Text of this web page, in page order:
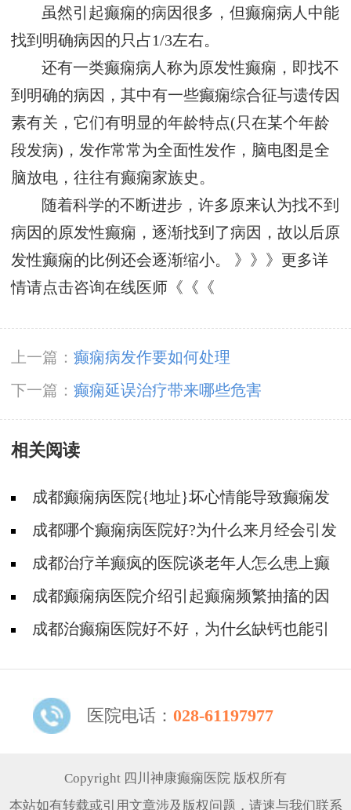
虽然引起癫痫的病因很多，但癫痫病人中能
找到明确病因的只占1/3左右。
还有一类癫痫病人称为原发性癫痫，即找不
到明确的病因，其中有一些癫痫综合征与遗传因
素有关，它们有明显的年龄特点(只在某个年龄
段发病)，发作常常为全面性发作，脑电图是全
脑放电，往往有癫痫家族史。
随着科学的不断进步，许多原来认为找不到
病因的原发性癫痫，逐渐找到了病因，故以后原
发性癫痫的比例还会逐渐缩小。 》》》更多详
情请点击咨询在线医师《《《
上一篇： 癫痫病发作要如何处理
下一篇： 癫痫延误治疗带来哪些危害
相关阅读
成都癫痫病医院{地址}坏心情能导致癫痫发
作吗?成都哪个癫痫病医院好?为什么来月经会引发
癫痫病?
成都治疗羊癫疯的医院谈老年人怎么患上癫
痫病的?
成都癫痫病医院介绍引起癫痫频繁抽搐的因
素
成都治癫痫医院好不好，为什幺缺钙也能引
医院电话： 028-61197977
Copyright 四川神康癫痫医院 版权所有
本站如有转载或引用文章涉及版权问题，请速与我们联系